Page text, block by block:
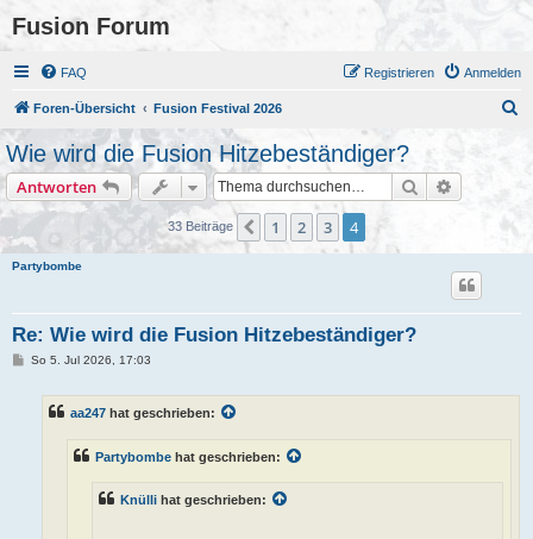
Fusion Forum
FAQ Anmelden
Registrieren
Foren-Übersicht Fusion Festival 2026
Wie wird die Fusion Hitzebeständiger?
Antworten Suche
33 Beiträge Vorherige
1 2 3 4
Partybombe
Re: Wie wird die Fusion Hitzebeständiger?
BSo 5. Jul 2026, 17:03
aa247 hat geschrieben:
Partybombe hat geschrieben:
Knülli hat geschrieben: